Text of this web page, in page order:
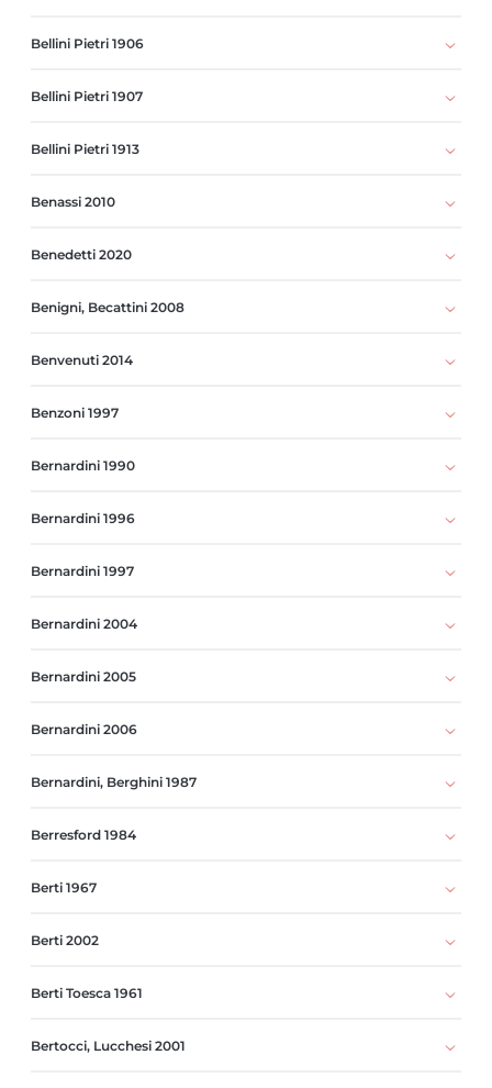
Bellini Pietri 1906
Bellini Pietri 1907
Bellini Pietri 1913
Benassi 2010
Benedetti 2020
Benigni, Becattini 2008
Benvenuti 2014
Benzoni 1997
Bernardini 1990
Bernardini 1996
Bernardini 1997
Bernardini 2004
Bernardini 2005
Bernardini 2006
Bernardini, Berghini 1987
Berresford 1984
Berti 1967
Berti 2002
Berti Toesca 1961
Bertocci, Lucchesi 2001